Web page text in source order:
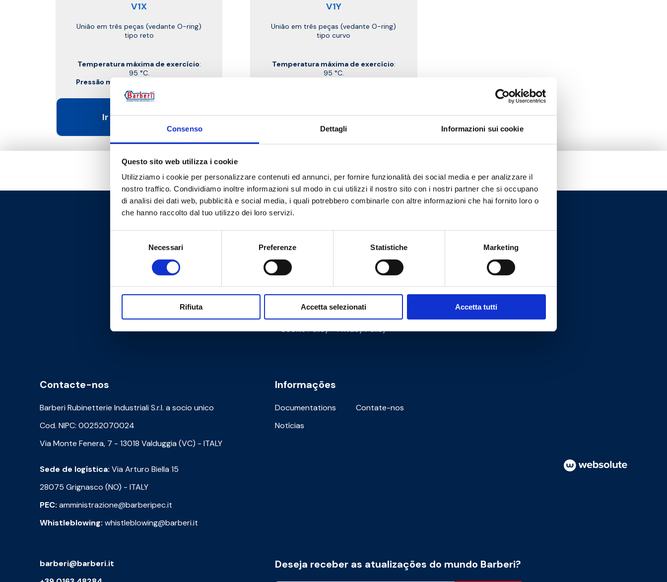
Consenso Dettagli Informazioni sui cookie
Questo sito web utilizza i cookie
Utilizziamo i cookie per personalizzare contenuti ed annunci, per fornire funzionalità dei social media e per analizzare il
nostro traffico. Condividiamo inoltre informazioni sul modo in cui utilizzi il nostro sito con i nostri partner che si occupano
di analisi dei dati web, pubblicità e social media, i quali potrebbero combinarle con altre informazioni che hai fornito loro o
che hanno raccolto dal tuo utilizzo dei loro servizi.
Necessari Preferenze Statistiche Marketing
Rifiuta Accetta selezionati Accetta tutti
V1X
União em três peças (vedante O-ring)
tipo reto
Temperatura máxima de exercício:
95 °C.
Pressão máxima de exercício
Ir para o produto
V1Y
União em três peças (vedante O-ring)
tipo curvo
Temperatura máxima de exercício:
95 °C.
Ir para o produto
Cookie Policy Privacy Policy
Contacte-nos
Barberi Rubinetterie Industriali S.r.l. a socio unico
Cod. NIPC: 00252070024
Via Monte Fenera, 7 - 13018 Valduggia (VC) - ITALY
Sede de logística: Via Arturo Biella 15
28075 Grignasco (NO) - ITALY
PEC: amministrazione@barberipec.it
Whistleblowing: whistleblowing@barberi.it
Informações
Documentations
Contate-nos
Notícias
barberi@barberi.it
Deseja receber as atualizações do mundo Barberi?